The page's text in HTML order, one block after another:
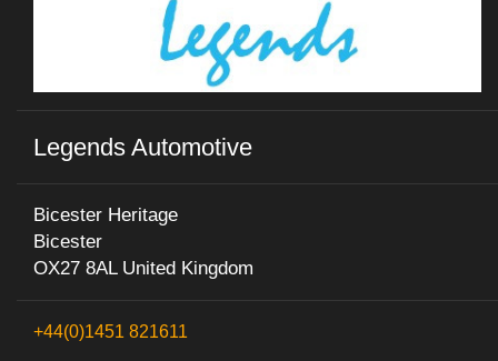
Legends Automotive
Bicester Heritage
Bicester
OX27 8AL United Kingdom
+44(0)1451 821611